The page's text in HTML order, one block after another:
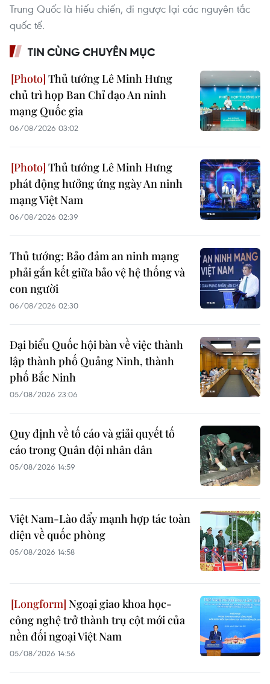
Trung Quốc là hiếu chiến, đi ngược lại các nguyên tắc
quốc tế.
TIN CÙNG CHUYÊN MỤC
Thủ tướng Lê Minh Hưng
chủ trì họp Ban Chỉ đạo An ninh
mạng Quốc gia
06/08/2026 03:02
Thủ tướng Lê Minh Hưng
phát động hưởng ứng ngày An ninh
mạng Việt Nam
06/08/2026 02:39
Thủ tướng: Bảo đảm an ninh mạng
phải gắn kết giữa bảo vệ hệ thống và
con người
06/08/2026 02:30
Đại biểu Quốc hội bàn về việc thành
lập thành phố Quảng Ninh, thành
phố Bắc Ninh
05/08/2026 23:06
Quy định về tố cáo và giải quyết tố
cáo trong Quân đội nhân dân
05/08/2026 14:59
Việt Nam-Lào đẩy mạnh hợp tác toàn
diện về quốc phòng
05/08/2026 14:58
Ngoại giao khoa học-
công nghệ trở thành trụ cột mới của
nền đối ngoại Việt Nam
05/08/2026 14:56